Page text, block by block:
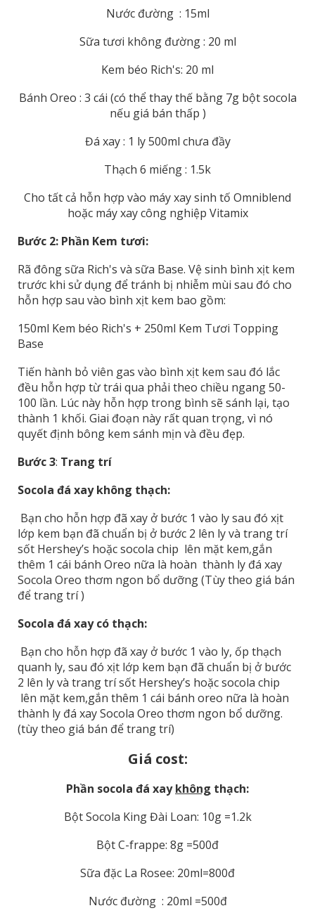
Nước đường : 15ml
Sữa tươi không đường : 20 ml
Kem béo Rich's: 20 ml
Bánh Oreo : 3 cái (có thể thay thế bằng 7g bột socola
nếu giá bán thấp )
Đá xay : 1 ly 500ml chưa đầy
Thạch 6 miếng : 1.5k
Cho tất cả hỗn hợp vào máy xay sinh tố Omniblend
hoặc máy xay công nghiệp Vitamix
Bước 2: Phần Kem tươi:
Rã đông sữa Rich's và sữa Base. Vệ sinh bình xịt kem
trước khi sử dụng để tránh bị nhiễm mùi sau đó cho
hỗn hợp sau vào bình xịt kem bao gồm:
150ml Kem béo Rich's + 250ml Kem Tươi Topping
Base
Tiến hành bỏ viên gas vào bình xịt kem sau đó lắc
đều hỗn hợp từ trái qua phải theo chiều ngang 50-
100 lần. Lúc này hỗn hợp trong bình sẽ sánh lại, tạo
thành 1 khối. Giai đoạn này rất quan trọng, vì nó
quyết định bông kem sánh mịn và đều đẹp.
Bước 3: Trang trí
Socola đá xay không thạch:
Bạn cho hỗn hợp đã xay ở bước 1 vào ly sau đó xịt
lớp kem bạn đã chuẩn bị ở bước 2 lên ly và trang trí
sốt Hershey’s hoặc socola chip lên mặt kem,gắn
thêm 1 cái bánh Oreo nữa là hoàn thành ly đá xay
Socola Oreo thơm ngon bổ dưỡng (Tùy theo giá bán
để trang trí )
Socola đá xay có thạch:
Bạn cho hỗn hợp đã xay ở bước 1 vào ly, ốp thạch
quanh ly, sau đó xịt lớp kem bạn đã chuẩn bị ở bước
2 lên ly và trang trí sốt Hershey’s hoặc socola chip
lên mặt kem,gắn thêm 1 cái bánh oreo nữa là hoàn
thành ly đá xay Socola Oreo thơm ngon bổ dưỡng.
(tùy theo giá bán để trang trí)
Giá cost:
Phần socola đá xaykhông thạch:
Bột Socola King Đài Loan: 10g =1.2k
Bột C-frappe: 8g =500đ
Sữa đặc La Rosee: 20ml=800đ
Nước đường : 20ml =500đ